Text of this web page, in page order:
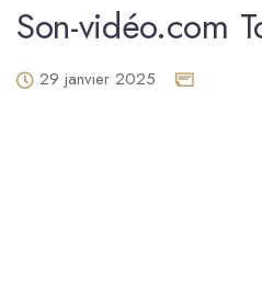
Son-vidéo.com
29 janvier 2025